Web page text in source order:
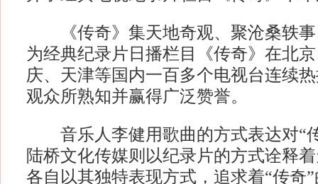
《传奇》集天地奇观、聚沧桑轶事
为经典纪录片日播栏目《传奇》在北
庆、天津等国内一百多个电视台连续
观众所熟知并赢得广泛赞誉。
音乐人李健用歌曲的方式表达对“
陆桥文化传媒则以纪录片的方式诠释
各自以其独特表现方式，追求着“传奇